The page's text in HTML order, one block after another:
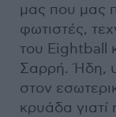
μας που μας
φωτιστές,
του Eightball
Σαρρή. Ήδη,
στον
κρυάδα γιατί